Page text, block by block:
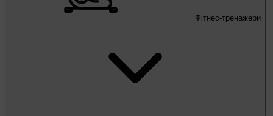
Фітнес-тренажери